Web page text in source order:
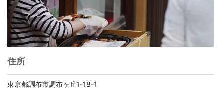
住所
東京都調布市調布ヶ丘1-18-1